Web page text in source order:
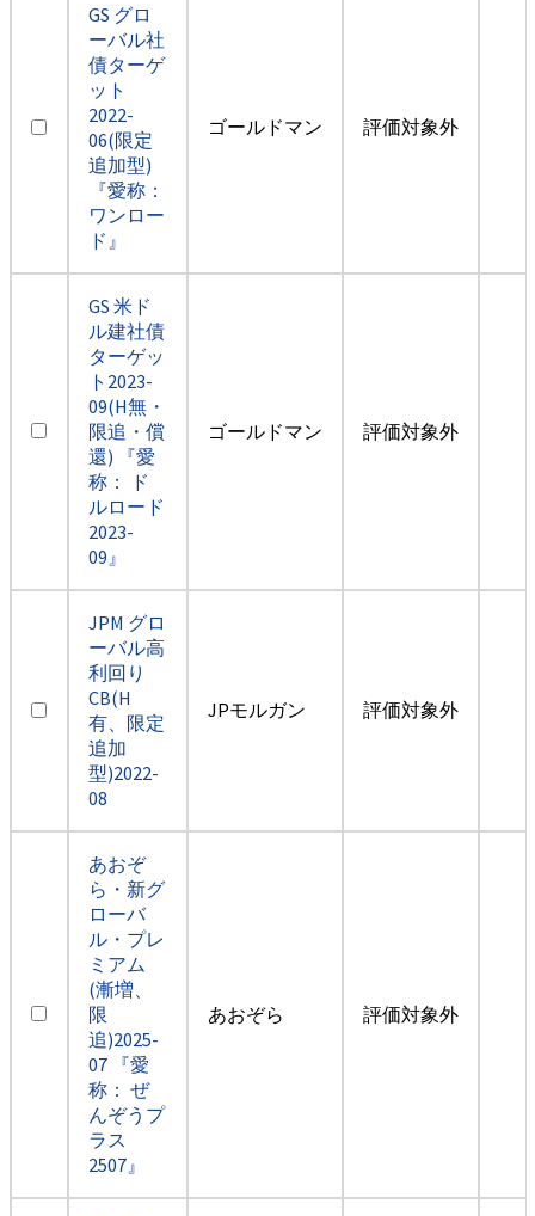
GS グロ
ーバル社
債ターゲ
ット
2022-
06(限定
追加型)
『愛称：
ワンロー
ド』
ゴールドマン 評価対象外
GS 米ド
ル建社債
ターゲッ
ト2023-
09(H無・
限追・償
還) 『愛
称： ド
ルロード
2023-
09』
ゴールドマン 評価対象外
JPM グロ
ーバル高
利回り
CB(H
有、限定
追加
型)2022-
08
JPモルガン 評価対象外
あおぞ
ら・新グ
ローバ
ル・プレ
ミアム
(漸増、
限
追)2025-
07 『愛
称： ぜ
んぞうプ
ラス
2507』
あおぞら 評価対象外